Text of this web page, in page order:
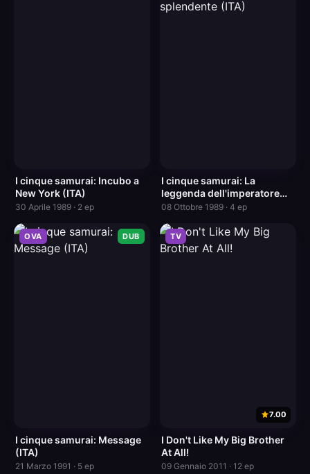
I cinque samurai: Incubo a
New York (ITA)
30 Aprile 1989 · 2 ep
I cinque samurai: La
leggenda dell'imperatore
splendente (ITA)
08 Ottobre 1989 · 4 ep
OVA DUB
I cinque samurai: Message
(ITA)
21 Marzo 1991 · 5 ep
TV
7.00
I Don't Like My Big Brother
At All!
09 Gennaio 2011 · 12 ep